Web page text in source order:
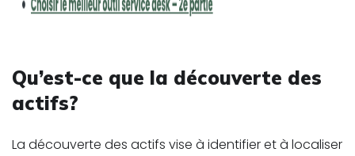
Qu’est-ce que la découverte des
actifs?
La découverte des actifs vise à identifier et à localiser